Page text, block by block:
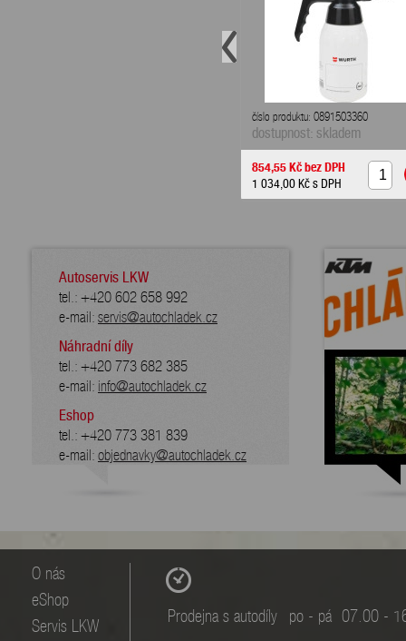
číslo produktu: 0891503360
dostupnost: skladem
854,55 Kčbez DPH
1 034,00 Kčs DPH
Autoservis LKW
tel.: +420 602 658 992
e-mail: servis@autochladek.cz
Náhradní díly
tel.: +420 773 682 385
e-mail: info@autochladek.cz
Eshop
tel.: +420 773 381 839
e-mail: objednavky@autochladek.cz
O nás
eShop
Servis LKW
Prodejna s autodíly po - pá 07.00 -